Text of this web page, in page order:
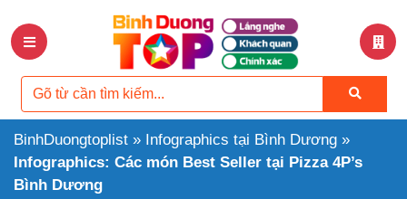
BinhDuongtoplist » Infographics tại Bình Dương »
Infographics: Các món Best Seller tại Pizza 4P’s
Bình Dương